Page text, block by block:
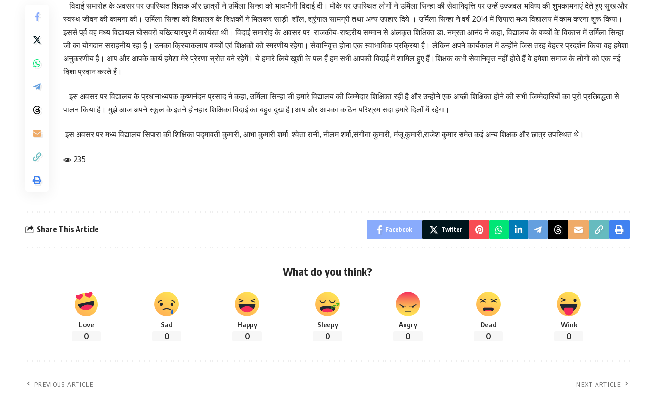
विदाई समारोह के अवसर पर उपस्थित शिक्षक और छात्रों ने उर्मिला सिन्हा को भावभीनी विदाई दी। मौके पर उपस्थित लोगों ने उर्मिला सिन्हा की सेवानिवृत्ति पर उन्हें उज्जवल भविष्य की शुभकामनाएं देते हुए सुख और
स्वस्थ जीवन की कामना की। उर्मिला सिन्हा को विद्यालय के शिक्षकों ने मिलकर साड़ी, शॉल, श्रृंगाल सामग्री तथा अन्य उपहार दिये । उर्मिला सिन्हा ने वर्ष 2014 में सिपारा मध्य विद्यालय में काम करना शुरू किया।
इससे पूर्व वह मध्य विद्यायल घोसवरी बख्तियारपुर में कार्यरत थी। विदाई समारोह के अवसर पर राजकीय-राष्ट्रीय सम्मान से अंलकृत शिक्षिका डा. नम्रता आनंद ने कहा, विद्यालय के बच्चों के विकास में उर्मिला सिन्हा
जी का योगदान सराहनीय रहा है। उनका क्रियाकलाप बच्चों एवं शिक्षकों को स्मरणीय रहेगा। सेवानिवृत्त होना एक स्वाभाविक प्रक्रिया है। लेकिन अपने कार्यकाल में उन्होंने जिस तरह बेहतर प्रदर्शन किया वह हमेशा
अनुकरणीय है। आप और आपके कार्य हमेशा मेरे प्रेरणा स्रोत बने रहेगें। ये हमारे लिये खुशी के पल हैं हम सभी आपकी विदाई में शामिल हुए हैं।शिक्षक कभी सेवानिवृत्त नहीं होते हैं वे हमेशा समाज के लोगों को एक नई
दिशा प्रदान करते हैं।
इस अवसर पर विद्यालय के प्रधानाध्यपक कृष्णनंदन प्रसाद ने कहा, उर्मिला सिन्हा जी हमारे विद्यालय की जिम्मेदार शिक्षिका रहीं है और उन्होंने एक अच्छी शिक्षिका होने की सभी जिम्मेदारियों का पूरी प्रतिबद्धता से
पालन किया है। मुझे आज अपने स्कूल के इतने होनहार शिक्षिका विदाई का बहुत दुख है।आप और आपका कठिन परिश्रम सदा हमारे दिलों में रहेगा।
इस अवसर पर मध्य विद्यालय सिपारा की शिक्षिका पद्मावती कुमारी, आभा कुमारी शर्मा, श्वेता रानी, नीलम शर्मा,संगीता कुमारी, मंजू कुमारी,राजेश कुमार समेत कई अन्य शिक्षक और छात्र उपस्थित थे।
235
Share This Article Facebook Twitter
What do you think?
Love
0
Sad
0
Happy
0
Sleepy
0
Angry
0
Dead
0
Wink
0
PREVIOUS ARTICLE NEXT ARTICLE